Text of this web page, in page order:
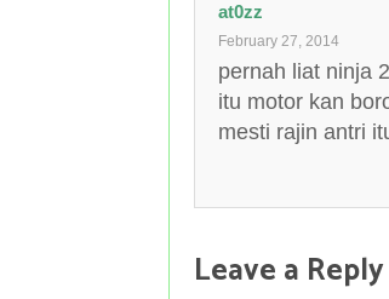
at0zz
February 27, 2014
pernah liat ninja
itu motor kan
mesti rajin antri
Leave a Reply